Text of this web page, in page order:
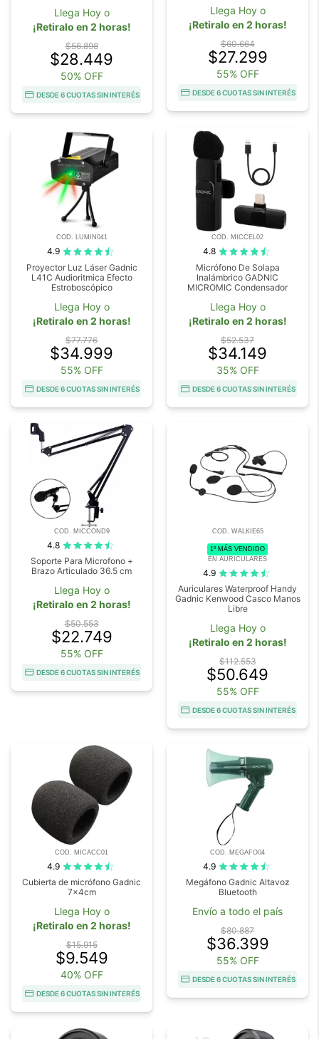
Llega Hoy o
¡Retiralo en 2 horas!
$56.898
$28.449
50% OFF
DESDE 6 CUOTAS SIN INTERÉS
Llega Hoy o
¡Retiralo en 2 horas!
$60.664
$27.299
55% OFF
DESDE 6 CUOTAS SIN INTERÉS
COD. LUMIN041
4.9
Proyector Luz Láser Gadnic
L41C Audioritmica Efecto
Estroboscópico
Llega Hoy o
¡Retiralo en 2 horas!
$77.776
$34.999
55% OFF
DESDE 6 CUOTAS SIN INTERÉS
COD. MICCEL02
4.8
Micrófono De Solapa
Inalámbrico GADNIC
MICROMIC Condensador
Llega Hoy o
¡Retiralo en 2 horas!
$52.537
$34.149
35% OFF
DESDE 6 CUOTAS SIN INTERÉS
COD. MICCOND9
4.8
Soporte Para Microfono +
Brazo Articulado 36.5 cm
Llega Hoy o
¡Retiralo en 2 horas!
$50.553
$22.749
55% OFF
DESDE 6 CUOTAS SIN INTERÉS
COD. WALKIE65
1º MÁS VENDIDO
EN AURICULARES
4.9
Auriculares Waterproof Handy
Gadnic Kenwood Casco Manos
Libre
Llega Hoy o
¡Retiralo en 2 horas!
$112.553
$50.649
55% OFF
DESDE 6 CUOTAS SIN INTERÉS
COD. MICACC01
4.9
Cubierta de micrófono Gadnic
7x4cm
Llega Hoy o
¡Retiralo en 2 horas!
$15.915
$9.549
40% OFF
DESDE 6 CUOTAS SIN INTERÉS
COD. MEGAFO04
4.9
Megáfono Gadnic Altavoz
Bluetooth
Envío a todo el país
$80.887
$36.399
55% OFF
DESDE 6 CUOTAS SIN INTERÉS